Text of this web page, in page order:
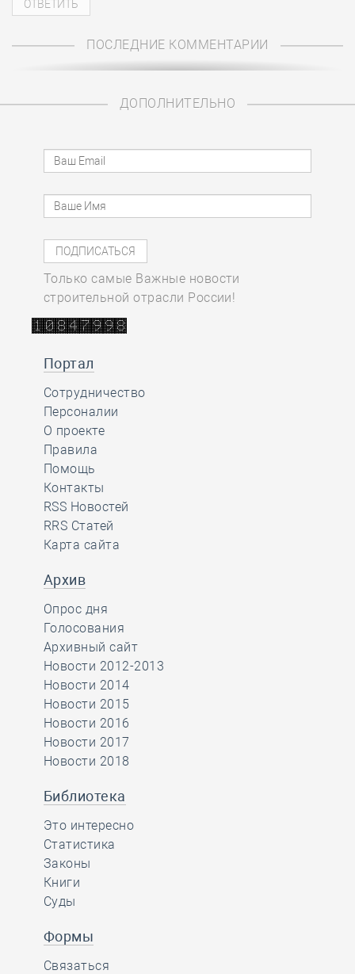
ПОСЛЕДНИЕ КОММЕНТАРИИ
ДОПОЛНИТЕЛЬНО
Только самые Важные новости
строительной отрасли России!
Портал
Сотрудничество
Персоналии
О проекте
Правила
Помощь
Контакты
RSS Новостей
RRS Статей
Карта сайта
Архив
Опрос дня
Голосования
Архивный сайт
Новости 2012-2013
Новости 2014
Новости 2015
Новости 2016
Новости 2017
Новости 2018
Библиотека
Это интересно
Статистика
Законы
Книги
Суды
Формы
Связаться